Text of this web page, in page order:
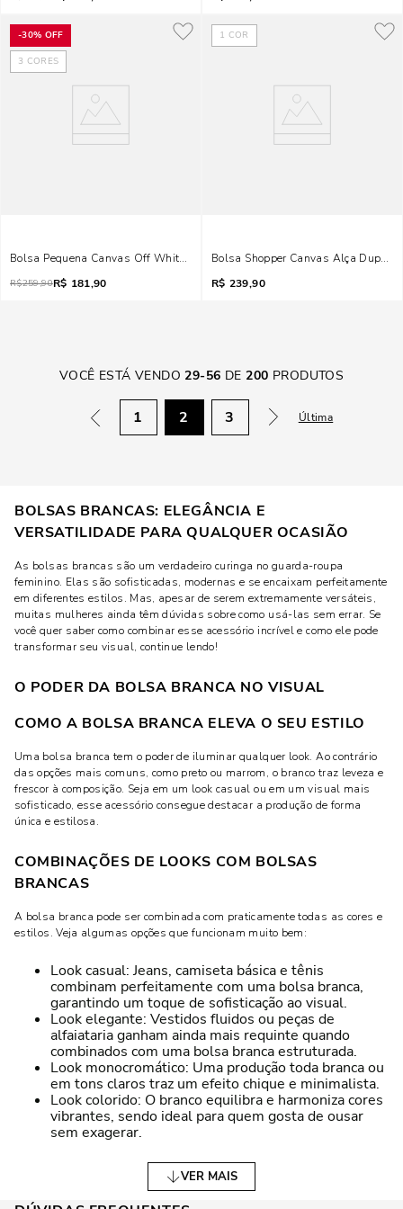
-30% OFF
3 CORES
Bolsa Pequena Canvas Off White Alça Dupla
R$259,90R$ 181,90
1 COR
Bolsa Shopper Canvas Alça Dupla
R$ 239,90
VOCÊ ESTÁ VENDO 29-56 DE200 PRODUTOS
1 2 3 Última
BOLSAS BRANCAS: ELEGÂNCIA E
VERSATILIDADE PARA QUALQUER OCASIÃO
As bolsas brancas são um verdadeiro curinga no guarda-roupa
feminino. Elas são sofisticadas, modernas e se encaixam perfeitamente
em diferentes estilos. Mas, apesar de serem extremamente versáteis,
muitas mulheres ainda têm dúvidas sobre como usá-las sem errar. Se
você quer saber como combinar esse acessório incrível e como ele pode
transformar seu visual, continue lendo!
O PODER DA BOLSA BRANCA NO VISUAL
COMO A BOLSA BRANCA ELEVA O SEU ESTILO
Uma bolsa branca tem o poder de iluminar qualquer look. Ao contrário
das opções mais comuns, como preto ou marrom, o branco traz leveza e
frescor à composição. Seja em um look casual ou em um visual mais
sofisticado, esse acessório consegue destacar a produção de forma
única e estilosa.
COMBINAÇÕES DE LOOKS COM BOLSAS
BRANCAS
A bolsa branca pode ser combinada com praticamente todas as cores e
estilos. Veja algumas opções que funcionam muito bem:
Look casual: Jeans, camiseta básica e tênis
combinam perfeitamente com uma bolsa branca,
garantindo um toque de sofisticação ao visual.
Look elegante: Vestidos fluidos ou peças de
alfaiataria ganham ainda mais requinte quando
combinados com uma bolsa branca estruturada.
Look monocromático: Uma produção toda branca ou
em tons claros traz um efeito chique e minimalista.
Look colorido: O branco equilibra e harmoniza cores
vibrantes, sendo ideal para quem gosta de ousar
sem exagerar.
MODELOS DE BOLSAS BRANCAS PARA CADA
VER MAIS